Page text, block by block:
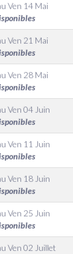
Ven 14 Mai
Ven 21 Mai
Ven 28 Mai
Ven 04 Juin
Ven 11 Juin
Ven 18 Juin
Ven 25 Juin
Ven 02 Juillet